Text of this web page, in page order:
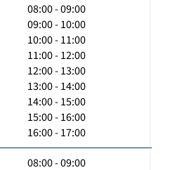
08:00 - 09:00
09:00 - 10:00
10:00 - 11:00
11:00 - 12:00
12:00 - 13:00
13:00 - 14:00
14:00 - 15:00
15:00 - 16:00
16:00 - 17:00
08:00 - 09:00